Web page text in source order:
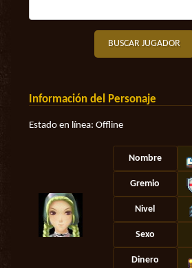
BUSCAR JUGADOR
Información del Personaje
Estado en línea: Offline
Nombre
Gremio
Nivel
Sexo
Dinero